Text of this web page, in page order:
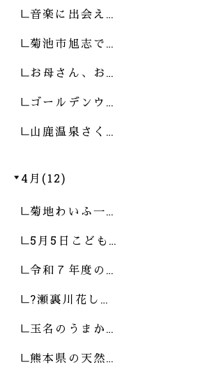
音楽に出会え…
菊池市旭志で…
お母さん、お…
ゴールデンウ…
山鹿温泉さく…
4月(12)
菊地わいふ一…
5月5日こども…
令和７年度の…
?瀬裏川花し…
玉名のうまか…
熊本県の天然…